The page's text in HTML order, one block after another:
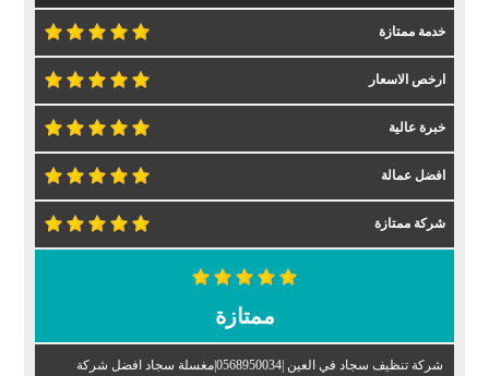
خدمة ممتازة
ارخص الاسعار
خبرة عالية
افضل عمالة
شركة ممتازة
ممتازة
شركة تنظيف سجاد في العين |0568950034|مغسلة سجاد افضل شركة